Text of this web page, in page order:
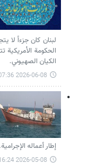
الحكومة
الكيان الصهيوني.
2026-06-08 07:36
إطار أعماله الإجرامية.
2026-05-08 16:24